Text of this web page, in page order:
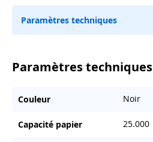
Paramètres techniques
Paramètres techniques
Couleur Noir
Capacité papier 25.000